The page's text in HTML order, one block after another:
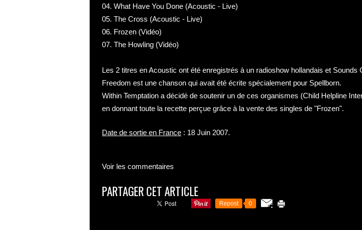
04. What Have You Done (Acoustic - Live)
05. The Cross (Acoustic - Live)
06. Frozen (Vidéo)
07. The Howling (Vidéo)
Les 2 titres en Acoustic ont été enregistrés à un radioshow hollandais et Sounds
Freedom est une chanson qui avait été écrite spécialement pour Spellborn.
Within Temptation a décidé de soutenir un de ces organismes (Child Helpline
en donnant toute la recette perçue grâce à la vente des singles de "Frozen".
Date de sortie en France : 18 Juin 2007.
Voir les commentaires
PARTAGER CET ARTICLE
Repost 0